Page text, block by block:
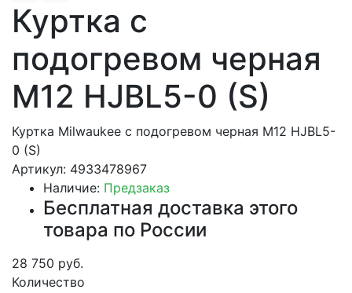
Куртка с
подогревом черная
M12 HJBL5-0 (S)
Куртка Milwaukee с подогревом черная M12 HJBL5-
0 (S)
Артикул: 4933478967
Наличие: Предзаказ
Бесплатная доставка этого
товара по России
28 750 руб.
Количество